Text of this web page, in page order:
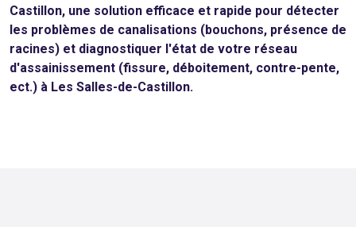
Castillon, une solution efficace et rapide pour détecter
les problèmes de canalisations (bouchons, présence de
racines) et diagnostiquer l'état de votre réseau
d'assainissement (fissure, déboitement, contre-pente,
ect.) à Les Salles-de-Castillon.